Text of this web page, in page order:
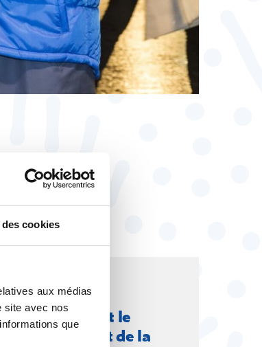
cookies
aux médias
site avec nos
que
Harraoui fait le
de l'été et de la